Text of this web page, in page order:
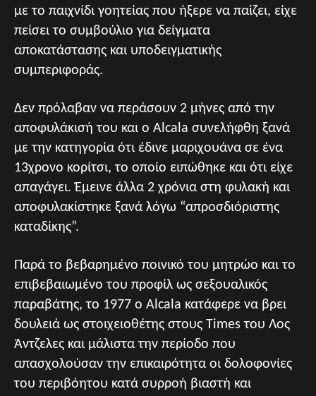
με το παιχνίδι γοητείας που ήξερε να παίζει, είχε
πείσει το συμβούλιο για δείγματα
αποκατάστασης και υποδειγματικής
συμπεριφοράς.
Δεν πρόλαβαν να περάσουν 2 μήνες από την
αποφυλάκισή του και ο Alcala συνελήφθη ξανά
με την κατηγορία ότι έδινε μαριχουάνα σε ένα
13χρονο κορίτσι, το οποίο ειπώθηκε και ότι είχε
απαγάγει. Έμεινε άλλα 2 χρόνια στη φυλακή και
αποφυλακίστηκε ξανά λόγω “απροσδιόριστης
καταδίκης”.
Παρά το βεβαρημένο ποινικό του μητρώο και το
επιβεβαιωμένο του προφίλ ως σεξουαλικός
παραβάτης, το 1977 ο Alcala κατάφερε να βρει
δουλειά ως στοιχειοθέτης στους Times του Λος
Άντζελες και μάλιστα την περίοδο που
απασχολούσαν την επικαιρότητα οι δολοφονίες
του περιβόητου κατά συρροή βιαστή και